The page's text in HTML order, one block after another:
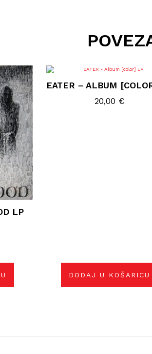
LP
EATER – ALBUM
20,00 €
DODAJ U KOŠARICU